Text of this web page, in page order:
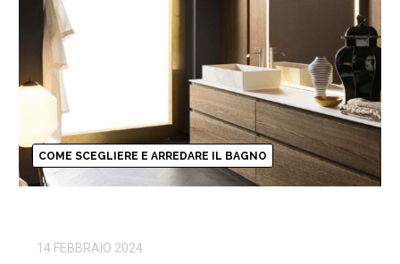
COME SCEGLIERE E ARREDARE IL BAGNO
14 FEBBRAIO 2024